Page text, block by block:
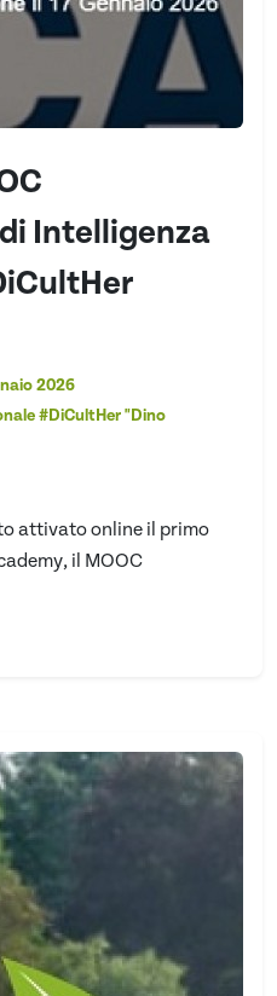
Intelligenza
2026
#DiCultHer "Dino
attivato online il primo
il MOOC